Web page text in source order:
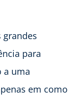
grandes
para
a uma
em como